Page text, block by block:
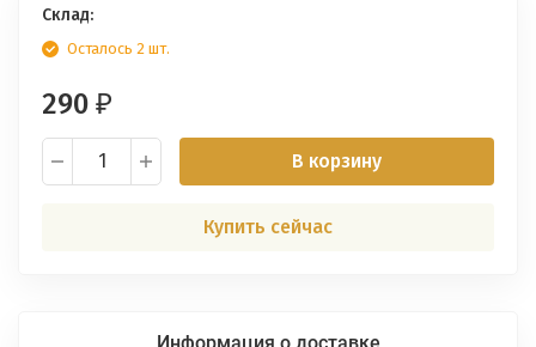
Склад:
Осталось 2 шт.
290 ₽
В корзину
Купить сейчас